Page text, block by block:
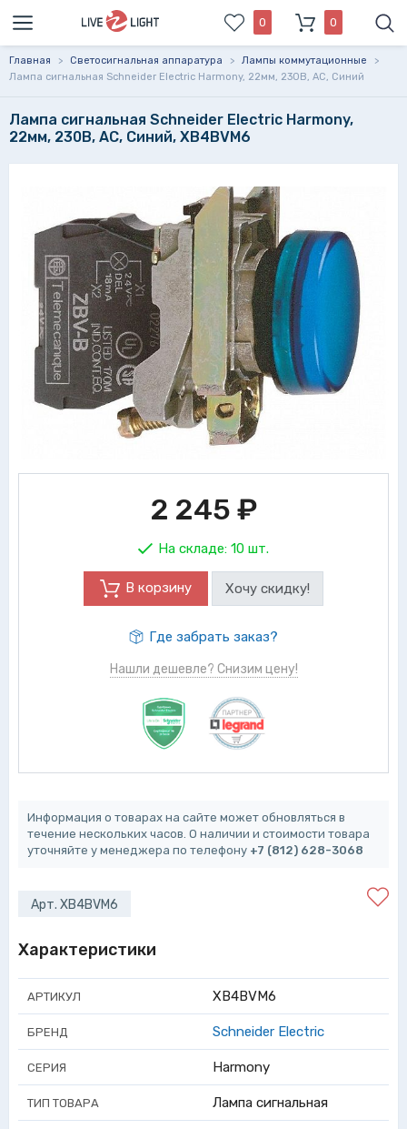
0 0
Главная > Светосигнальная аппаратура > Лампы коммутационные
>
Лампа сигнальная Schneider Electric Harmony, 22мм, 230В, AC, Синий
Лампа сигнальная Schneider Electric Harmony,
22мм, 230В, AC, Синий, XB4BVM6
2 245 ₽
На складе: 10 шт.
В корзину Хочу скидку!
Где забрать заказ?
Нашли дешевле? Снизим цену!
Информация о товарах на сайте может обновляться в
течение нескольких часов. О наличии и стоимости товара
уточняйте у менеджера по телефону +7 (812) 628-3068
Арт. XB4BVM6
Характеристики
АРТИКУЛ XB4BVM6
БРЕНД Schneider Electric
СЕРИЯ Harmony
ТИП ТОВАРА Лампа сигнальная